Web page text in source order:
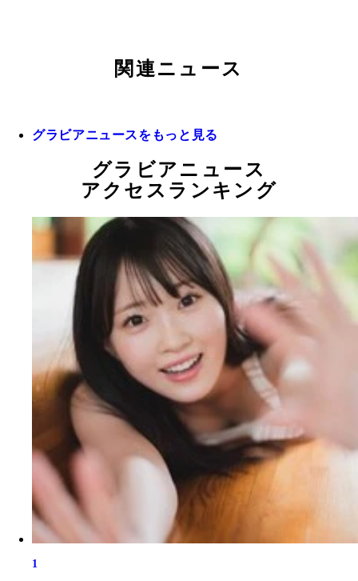
関連ニュース
グラビアニュースをもっと見る
グラビアニュース
アクセスランキング
1